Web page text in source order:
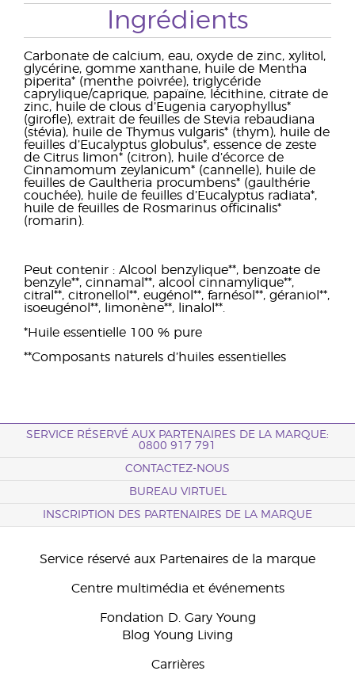
Ingrédients
Carbonate de calcium, eau, oxyde de zinc, xylitol,
glycérine, gomme xanthane, huile de Mentha
piperita* (menthe poivrée), triglycéride
caprylique/caprique, papaïne, lécithine, citrate de
zinc, huile de clous d’Eugenia caryophyllus*
(girofle), extrait de feuilles de Stevia rebaudiana
(stévia), huile de Thymus vulgaris* (thym), huile de
feuilles d’Eucalyptus globulus*, essence de zeste
de Citrus limon* (citron), huile d’écorce de
Cinnamomum zeylanicum* (cannelle), huile de
feuilles de Gaultheria procumbens* (gaulthérie
couchée), huile de feuilles d’Eucalyptus radiata*,
huile de feuilles de Rosmarinus officinalis*
(romarin).
Peut contenir : Alcool benzylique**, benzoate de
benzyle**, cinnamal**, alcool cinnamylique**,
citral**, citronellol**, eugénol**, farnésol**, géraniol**,
isoeugénol**, limonène**, linalol**.
*Huile essentielle 100 % pure
**Composants naturels d’huiles essentielles
SERVICE RÉSERVÉ AUX PARTENAIRES DE LA MARQUE:
0800 917 791
CONTACTEZ-NOUS
BUREAU VIRTUEL
INSCRIPTION DES PARTENAIRES DE LA MARQUE
Service réservé aux Partenaires de la marque
Centre multimédia et événements
Fondation D. Gary Young
Blog Young Living
Carrières